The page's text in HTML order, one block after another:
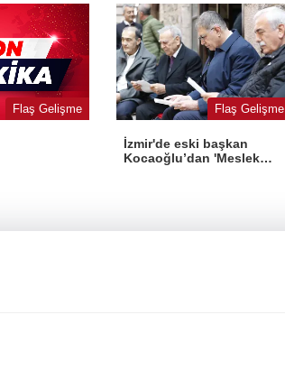
Flaş Gelişme Flaş Gelişme
İzmir'de eski başkan
Kocaoğlu’dan 'Meslek